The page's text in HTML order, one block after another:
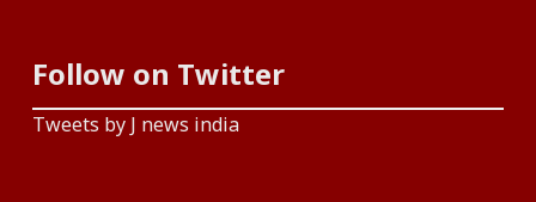
Follow on Twitter
Tweets by J news india